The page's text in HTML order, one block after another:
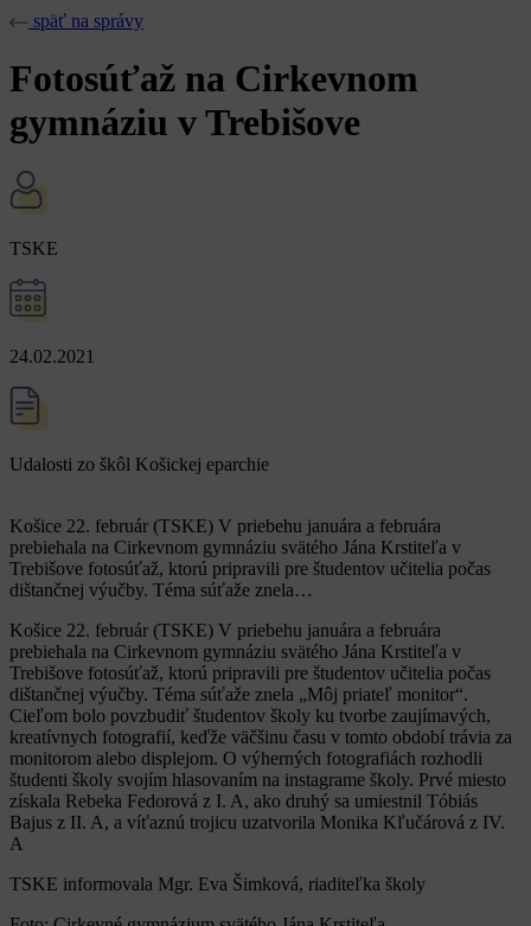
späť na správy
Fotosúťaž na Cirkevnom
gymnáziu v Trebišove
TSKE
24.02.2021
Udalosti zo škôl Košickej eparchie
Košice 22. február (TSKE) V priebehu januára a februára
prebiehala na Cirkevnom gymnáziu svätého Jána Krstiteľa v
Trebišove fotosúťaž, ktorú pripravili pre študentov učitelia počas
dištančnej výučby. Téma súťaže znela…
Košice 22. február (TSKE) V priebehu januára a februára
prebiehala na Cirkevnom gymnáziu svätého Jána Krstiteľa v
Trebišove fotosúťaž, ktorú pripravili pre študentov učitelia počas
dištančnej výučby. Téma súťaže znela „Môj priateľ monitor“.
Cieľom bolo povzbudiť študentov školy ku tvorbe zaujímavých,
kreatívnych fotografií, keďže väčšinu času v tomto období trávia za
monitorom alebo displejom. O výherných fotografiách rozhodli
študenti školy svojím hlasovaním na instagrame školy. Prvé miesto
získala Rebeka Fedorová z I. A, ako druhý sa umiestnil Tóbiás
Bajus z II. A, a víťaznú trojicu uzatvorila Monika Kľučárová z IV.
A
TSKE informovala Mgr. Eva Šimková, riaditeľka školy